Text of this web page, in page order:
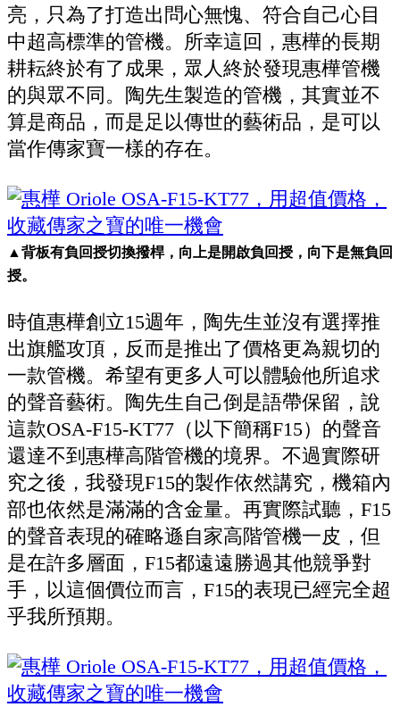
亮，只為了打造出問心無愧、符合自己心目
中超高標準的管機。所幸這回，惠樺的長期
耕耘終於有了成果，眾人終於發現惠樺管機
的與眾不同。陶先生製造的管機，其實並不
算是商品，而是足以傳世的藝術品，是可以
當作傳家寶一樣的存在。
▲背板有負回授切換撥桿，向上是開啟負回授，向下是無負回
授。
時值惠樺創立15週年，陶先生並沒有選擇推
出旗艦攻頂，反而是推出了價格更為親切的
一款管機。希望有更多人可以體驗他所追求
的聲音藝術。陶先生自己倒是語帶保留，說
這款OSA-F15-KT77（以下簡稱F15）的聲音
還達不到惠樺高階管機的境界。不過實際研
究之後，我發現F15的製作依然講究，機箱內
部也依然是滿滿的含金量。再實際試聽，F15
的聲音表現的確略遜自家高階管機一皮，但
是在許多層面，F15都遠遠勝過其他競爭對
手，以這個價位而言，F15的表現已經完全超
乎我所預期。